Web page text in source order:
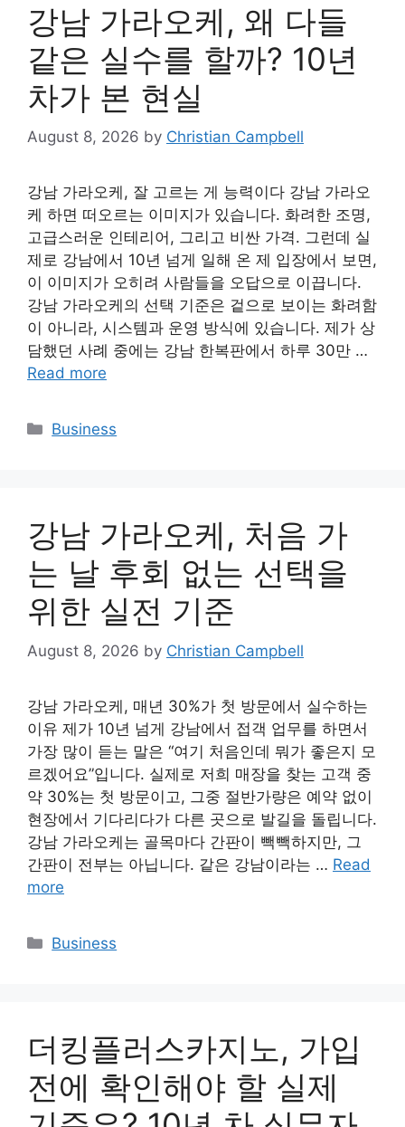
강남 가라오케, 왜 다들
같은 실수를 할까? 10년
차가 본 현실
August 8, 2026 by Christian Campbell
강남 가라오케, 잘 고르는 게 능력이다 강남 가라오
케 하면 떠오르는 이미지가 있습니다. 화려한 조명,
고급스러운 인테리어, 그리고 비싼 가격. 그런데 실
제로 강남에서 10년 넘게 일해 온 제 입장에서 보면,
이 이미지가 오히려 사람들을 오답으로 이끕니다.
강남 가라오케의 선택 기준은 겉으로 보이는 화려함
이 아니라, 시스템과 운영 방식에 있습니다. 제가 상
담했던 사례 중에는 강남 한복판에서 하루 30만 …
Read more
Categories
Business
강남 가라오케, 처음 가
는 날 후회 없는 선택을
위한 실전 기준
August 8, 2026 by Christian Campbell
강남 가라오케, 매년 30%가 첫 방문에서 실수하는
이유 제가 10년 넘게 강남에서 접객 업무를 하면서
가장 많이 듣는 말은 “여기 처음인데 뭐가 좋은지 모
르겠어요”입니다. 실제로 저희 매장을 찾는 고객 중
약 30%는 첫 방문이고, 그중 절반가량은 예약 없이
현장에서 기다리다가 다른 곳으로 발길을 돌립니다.
강남 가라오케는 골목마다 간판이 빽빽하지만, 그
간판이 전부는 아닙니다. 같은 강남이라는 … Read
more
Categories
Business
더킹플러스카지노, 가입
전에 확인해야 할 실제